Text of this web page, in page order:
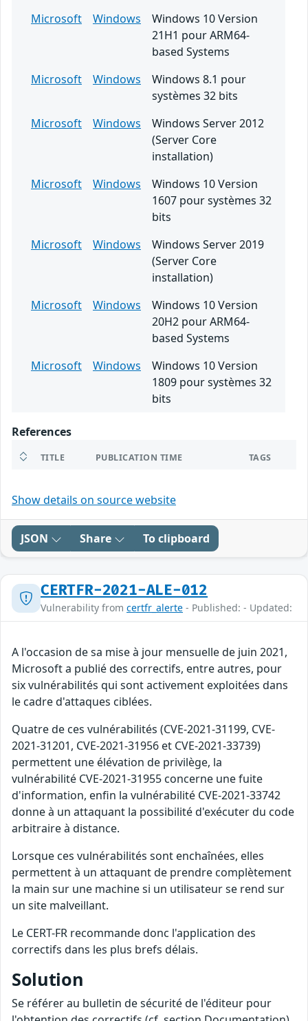
Microsoft
Windows
Windows 10 Version
21H1 pour ARM64-
based Systems
Microsoft
Windows
Windows 8.1 pour
systèmes 32 bits
Microsoft
Windows
Windows Server 2012
(Server Core
installation)
Microsoft
Windows
Windows 10 Version
1607 pour systèmes 32
bits
Microsoft
Windows
Windows Server 2019
(Server Core
installation)
Microsoft
Windows
Windows 10 Version
20H2 pour ARM64-
based Systems
Microsoft
Windows
Windows 10 Version
1809 pour systèmes 32
bits
References
TITLE PUBLICATION TIME TAGS
Show details on source website
JSON Share To clipboard
CERTFR-2021-ALE-012
Vulnerability from certfr_alerte - Published: - Updated:
A l'occasion de sa mise à jour mensuelle de juin 2021,
Microsoft a publié des correctifs, entre autres, pour
six vulnérabilités qui sont activement exploitées dans
le cadre d'attaques ciblées.
Quatre de ces vulnérabilités (CVE-2021-31199, CVE-
2021-31201, CVE-2021-31956 et CVE-2021-33739)
permettent une élévation de privilège, la
vulnérabilité CVE-2021-31955 concerne une fuite
d'information, enfin la vulnérabilité CVE-2021-33742
donne à un attaquant la possibilité d'exécuter du code
arbitraire à distance.
Lorsque ces vulnérabilités sont enchaînées, elles
permettent à un attaquant de prendre complètement
la main sur une machine si un utilisateur se rend sur
un site malveillant.
Le CERT-FR recommande donc l'application des
correctifs dans les plus brefs délais.
Solution
Se référer au bulletin de sécurité de l'éditeur pour